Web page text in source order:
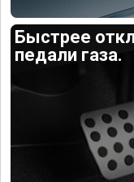
Быстрее
педали газа.